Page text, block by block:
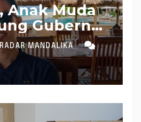
Anak Muda
Gubernur
RADAR MANDALIKA